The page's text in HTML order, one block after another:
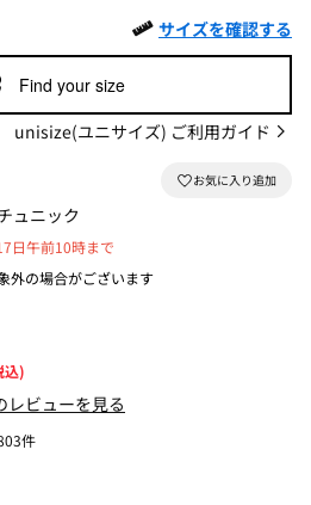
サイズを確認する
Find your size
unisize(ユニサイズ) ご利用ガイド
ュニック
日午前10時まで
外の場合がございます
込)
レビューを見る
件